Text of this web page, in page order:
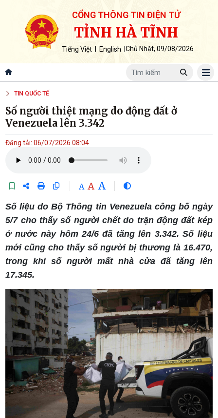
CỔNG THÔNG TIN ĐIỆN TỬ
TỈNH HÀ TĨNH
Tiếng Việt English Chủ Nhật, 09/08/2026
TIN QUỐC TẾ
Số người thiệt mạng do động đất ở
Venezuela lên 3.342
Đăng tải: 06/07/2026 08:04
A A A
Số liệu do Bộ Thông tin Venezuela công bố ngày
5/7 cho thấy số người chết do trận động đất kép
ở nước này hôm 24/6 đã tăng lên 3.342. Số liệu
mới cũng cho thấy số người bị thương là 16.470,
trong khi số người mất nhà cửa đã tăng lên
17.345.